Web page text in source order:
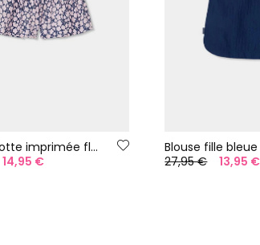
Jupe-culotte imprimée fleurs
14,95 €
Blouse fille bleue
27,95 €
13,95 €